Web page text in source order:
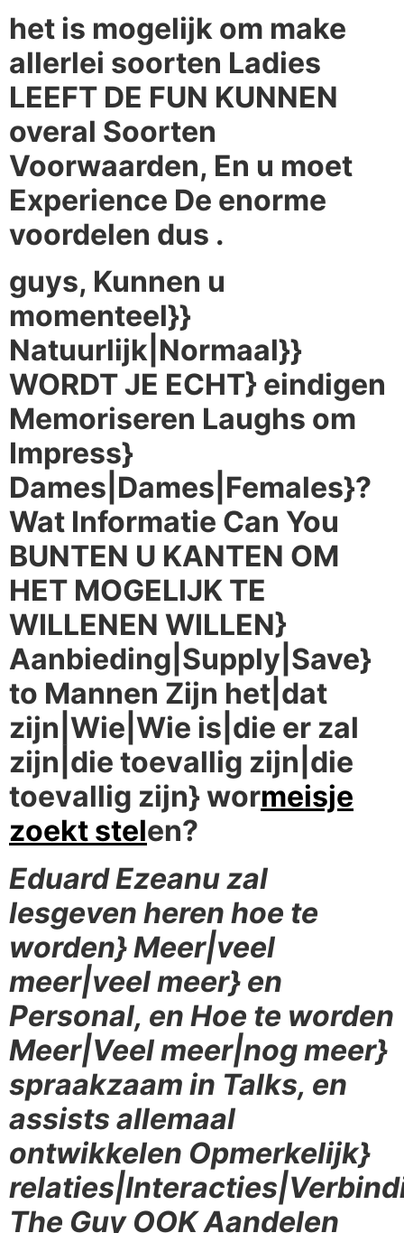
het is mogelijk om make
allerlei soorten Ladies
LEEFT DE FUN KUNNEN
overal Soorten
Voorwaarden, En u moet
Experience De enorme
voordelen dus .
guys, Kunnen u
momenteel}}
Natuurlijk|Normaal}}
WORDT JE ECHT} eindigen
Memoriseren Laughs om
Impress}
Dames|Dames|Females}?
Wat Informatie Can You
BUNTEN U KANTEN OM
HET MOGELIJK TE
WILLENEN WILLEN}
Aanbieding|Supply|Save}
to Mannen Zijn het|dat
zijn|Wie|Wie is|die er zal
zijn|die toevallig zijn|die
toevallig zijn} wormeisje
zoekt stelen?
Eduard Ezeanu zal
lesgeven heren hoe te
worden} Meer|veel
meer|veel meer} en
Personal, en Hoe te worden
Meer|Veel meer|nog meer}
spraakzaam in Talks, en
assists allemaal
ontwikkelen Opmerkelijk}
The Guy OOK Aandelen